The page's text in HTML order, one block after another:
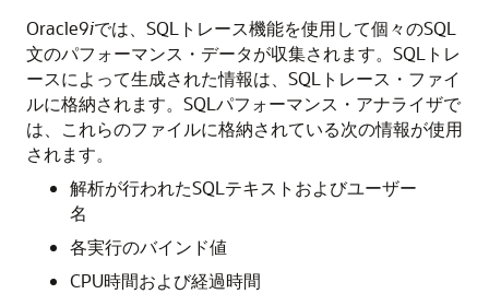
Oracle9iでは、SQLトレース機能を使用して個々のSQL
文のパフォーマンス・データが収集されます。 SQLトレ
ースによって生成された情報は、SQLトレース・ファイ
ルに格納されます。SQLパフォーマンス・アナライザで
は、これらのファイルに格納されている次の情報が使用
されます。
解析が行われたSQLテキストおよびユーザー
名
各実行のバインド値
CPU時間および経過時間